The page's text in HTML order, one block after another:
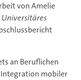
von Amelie
an Beruflichen
mobiler